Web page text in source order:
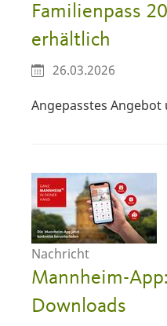
Familienpass
erhältlich
26.03.2026
Angepasstes
Nachricht
Mannheim-
Downloads